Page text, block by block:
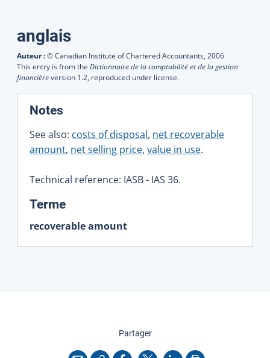
Traductions
anglais
Auteur :© Canadian Institute of Chartered Accountants, 2006
This entry is from the Dictionnaire de la comptabilité et de la gestion
financièreversion 1.2, reproduced under license.
Notes
See also: costs of disposal, net recoverable
amount, net selling price, value in use.
Technical reference: IASB - IAS 36.
Terme:
recoverable amount
Partagercette page
Copier l'adresse Imprimer